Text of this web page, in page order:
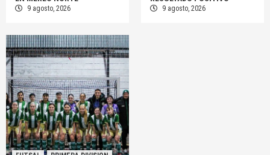
9 agosto, 2026 9 agosto, 2026